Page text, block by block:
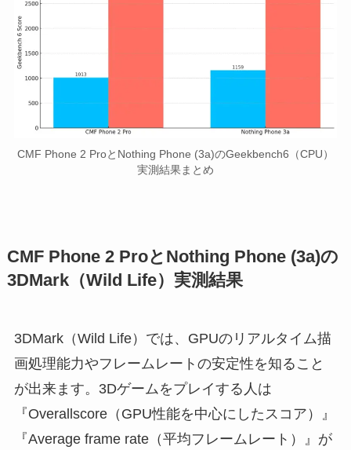
CMF Phone 2 ProとNothing Phone (3a)のGeekbench6（CPU）
実測結果まとめ
CMF Phone 2 ProとNothing Phone (3a)の
3DMark（Wild Life）実測結果
3DMark（Wild Life）では、GPUのリアルタイム描
画処理能力やフレームレートの安定性を知ること
が出来ます。3Dゲームをプレイする人は
『Overallscore（GPU性能を中心にしたスコア）』
『Average frame rate（平均フレームレート）』が